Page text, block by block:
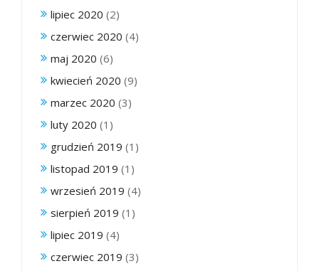
lipiec 2020 (2)
czerwiec 2020 (4)
maj 2020 (6)
kwiecień 2020 (9)
marzec 2020 (3)
luty 2020 (1)
grudzień 2019 (1)
listopad 2019 (1)
wrzesień 2019 (4)
sierpień 2019 (1)
lipiec 2019 (4)
czerwiec 2019 (3)